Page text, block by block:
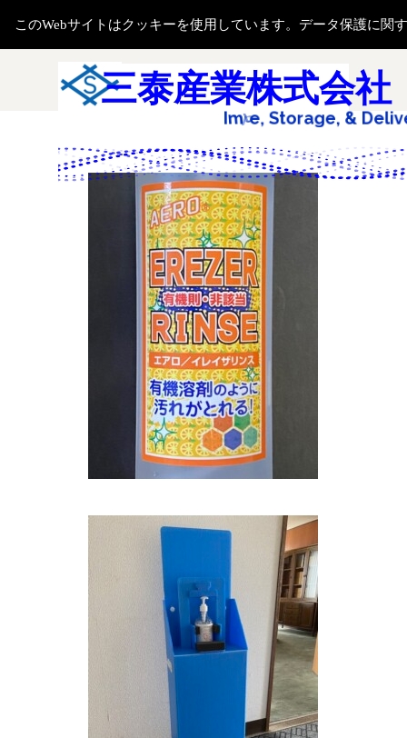
このWebサイトはクッキーを使用しています。データ保護に関
三泰産業株式会社
メニューをスキップ
検索
& Deliv
mpor t & Expo r